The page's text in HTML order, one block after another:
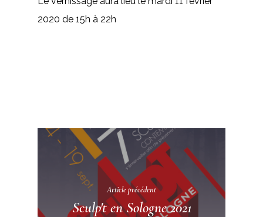
2020 de 15h à 22h
Article précédent
Sculp't en Sologne 2021